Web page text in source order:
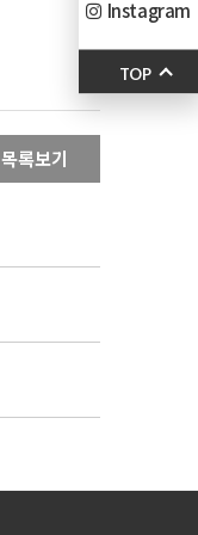
목록보기
Instagram
TOP